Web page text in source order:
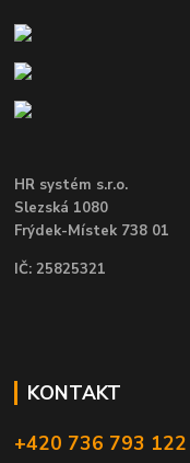
HR systém s.r.o.
Slezská 1080
Frýdek-Místek 738 01
IČ: 25825321
KONTAKT
+420 736 793 122